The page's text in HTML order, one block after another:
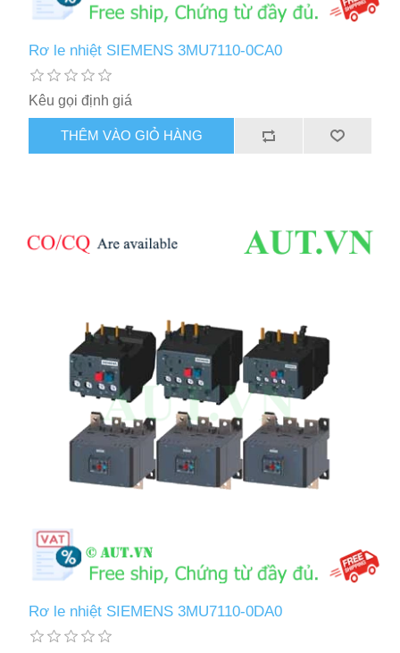
Rơ le nhiệt SIEMENS 3MU7110-0CA0
Kêu gọi định giá
THÊM VÀO GIỎ HÀNG
Rơ le nhiệt SIEMENS 3MU7110-0DA0